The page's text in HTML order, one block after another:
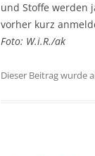
und Stoffe werden
vorher kurz
Foto: W.i.R./ak
Dieser Beitrag wurde